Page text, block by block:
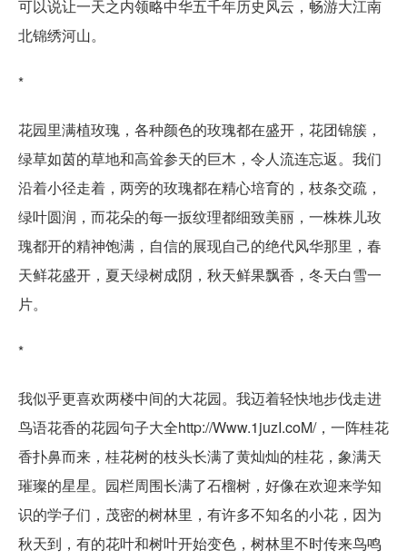
可以说让一天之内领略中华五千年历史风云，畅游大江南
北锦绣河山。
*
花园里满植玫瑰，各种颜色的玫瑰都在盛开，花团锦簇，
绿草如茵的草地和高耸参天的巨木，令人流连忘返。我们
沿着小径走着，两旁的玫瑰都在精心培育的，枝条交疏，
绿叶圆润，而花朵的每一扳纹理都细致美丽，一株株儿玫
瑰都开的精神饱满，自信的展现自己的绝代风华那里，春
天鲜花盛开，夏天绿树成阴，秋天鲜果飘香，冬天白雪一
片。
*
我似乎更喜欢两楼中间的大花园。我迈着轻快地步伐走进
鸟语花香的花园句子大全http://Www.1juzI.coM/，一阵桂花
香扑鼻而来，桂花树的枝头长满了黄灿灿的桂花，象满天
璀璨的星星。园栏周围长满了石榴树，好像在欢迎来学知
识的学子们，茂密的树林里，有许多不知名的小花，因为
秋天到，有的花叶和树叶开始变色，树林里不时传来鸟鸣